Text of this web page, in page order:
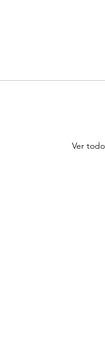
Ver todo